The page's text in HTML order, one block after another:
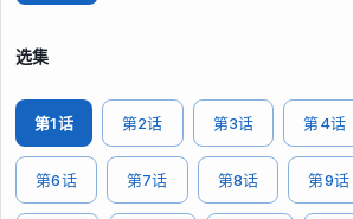
选集
第1话 第2话 第3话 第4话
第6话 第7话 第8话 第9话